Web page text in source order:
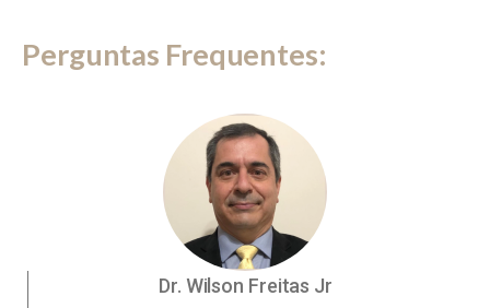
Perguntas Frequentes:
Dr. Wilson Freitas Jr